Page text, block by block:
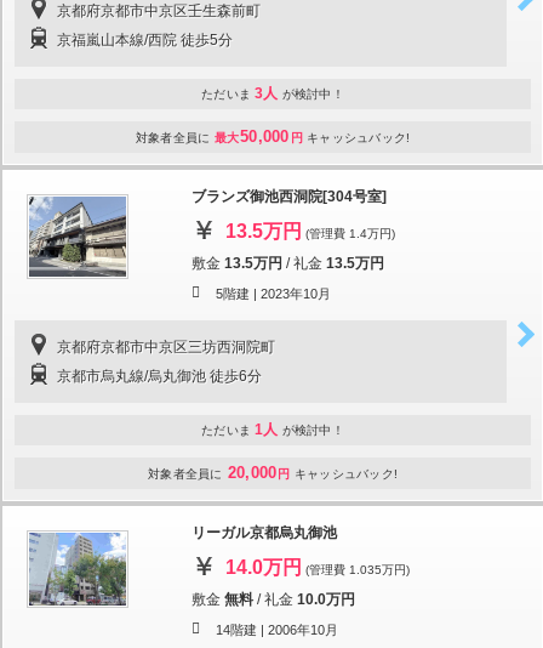
京都府京都市中京区壬生森前町
京福嵐山本線/西院 徒歩5分
ただいま 3人 が検討中！
対象者全員に 最大50,000 円 キャッシュバック!
ブランズ御池西洞院[304号室]
13.5万円 (管理費 1.4万円)
敷金 13.5万円 /礼金 13.5万円
5階建 | 2023年10月
京都府京都市中京区三坊西洞院町
京都市烏丸線/烏丸御池 徒歩6分
ただいま 1人 が検討中！
対象者全員に 20,000 円 キャッシュバック!
リーガル京都烏丸御池
14.0万円 (管理費 1.035万円)
敷金 無料 /礼金 10.0万円
14階建 | 2006年10月